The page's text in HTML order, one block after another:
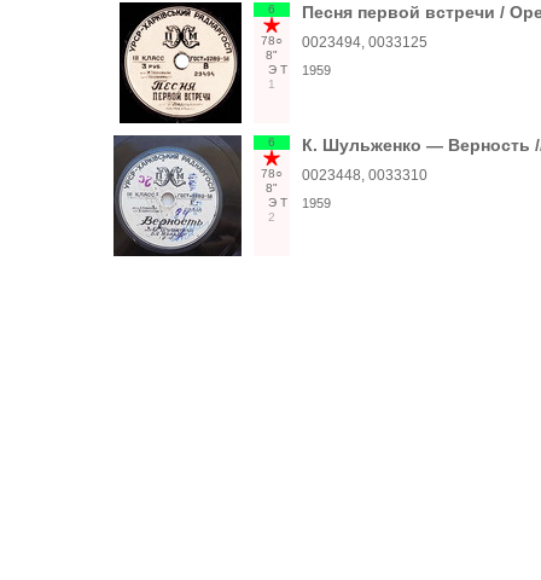
6
78○
8"
Э Т
1
Песня первой встречи /
0023494, 0033125
1959
6
78○
8"
Э Т
2
К. Шульженко — Верность
0023448, 0033310
1959